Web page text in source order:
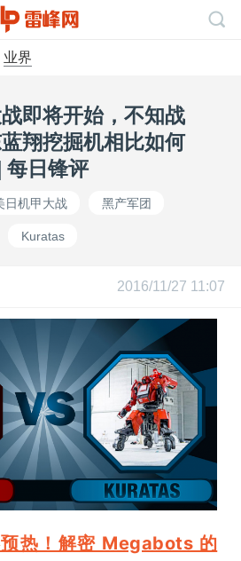
业界
即将开始，不知战
翔挖掘机相比如何
每日锋评
日机甲大战 黑产军团
Kuratas
2016/11/27 11:07
热！解密 Megabots 的